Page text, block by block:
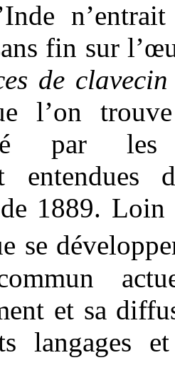
fin sur
de
l’on
par les
entendues
1889.
se
et sa
langages